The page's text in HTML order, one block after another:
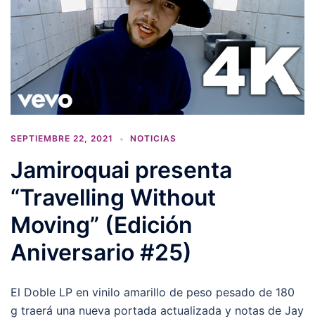
SEPTIEMBRE 22, 2021 NOTICIAS
Jamiroquai presenta
“Travelling Without
Moving” (Edición
Aniversario #25)
El Doble LP en vinilo amarillo de peso pesado de 180
g traerá una nueva portada actualizada y notas de Jay